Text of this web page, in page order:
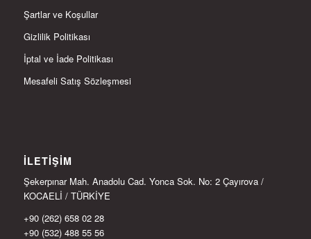
Şartlar ve Koşullar
Gizlilik Politikası
İptal ve İade Politikası
Mesafeli Satış Sözleşmesi
İLETIŞIM
Şekerpınar Mah. Anadolu Cad. Yonca Sok. No: 2 Çayırova /
KOCAELİ / TÜRKİYE
+90 (262) 658 02 28
+90 (532) 488 55 56